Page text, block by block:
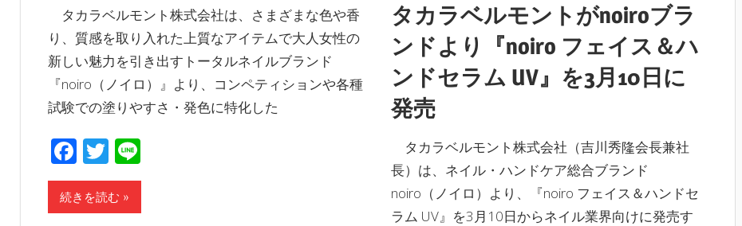
タカラベルモント株式会社は、さまざまな色や香
り、質感を取り入れた上質なアイテムで大人女性の
新しい魅力を引き出すトータルネイルブランド
『noiro（ノイロ）』より、コンペティションや各種
試験での塗りやすさ・発色に特化した
Facebook
Twitter
Line
続きを読む
タカラベルモントがnoiroブラ
ンドより『noiro フェイス＆ハ
ンドセラム UV』を3月10日に
発売
タカラベルモント株式会社（吉川秀隆会長兼社
長）は、ネイル・ハンドケア総合ブランド
noiro（ノイロ）より、『noiro フェイス＆ハンドセ
ラム UV』を3月10日からネイル業界向けに発売す